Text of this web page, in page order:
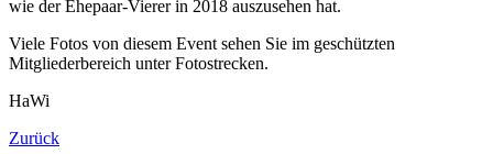
wie der Ehepaar-Vierer in 2018 auszusehen hat.
Viele Fotos von diesem Event sehen Sie im geschützten
Mitgliederbereich unter Fotostrecken.
HaWi
Zurück